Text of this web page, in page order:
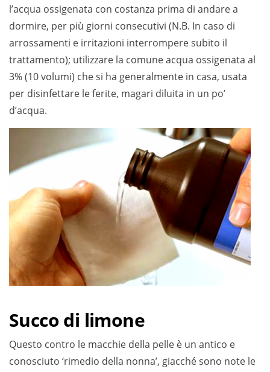
l’acqua ossigenata con costanza prima di andare a
dormire, per più giorni consecutivi (N.B. In caso di
arrossamenti e irritazioni interrompere subito il
trattamento); utilizzare la comune acqua ossigenata al
3% (10 volumi) che si ha generalmente in casa, usata
per disinfettare le ferite, magari diluita in un po’
d’acqua.
Succo di limone
Questo contro le macchie della pelle è un antico e
conosciuto ‘rimedio della nonna’, giacché sono note le